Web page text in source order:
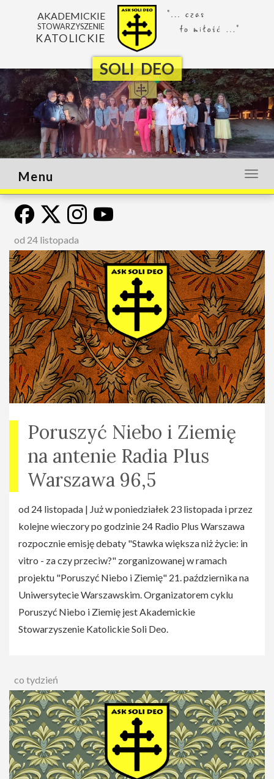
SOLI DEO
AKADEMICKIE
STOWARZYSZENIE
KATOLICKIE
lub
Menu
od 24 listopada
Poruszyć Niebo i Ziemię
na antenie Radia Plus
Warszawa 96,5
od 24 listopada | Już w poniedziałek 23 listopada i przez
kolejne wieczory po godzinie 24 Radio Plus Warszawa
rozpocznie emisję debaty "Stawka większa niż życie: in
vitro - za czy przeciw?" zorganizowanej w ramach
projektu "Poruszyć Niebo i Ziemię" 21. października na
Uniwersytecie Warszawskim. Organizatorem cyklu
Poruszyć Niebo i Ziemię jest Akademickie
Stowarzyszenie Katolickie Soli Deo.
co tydzień